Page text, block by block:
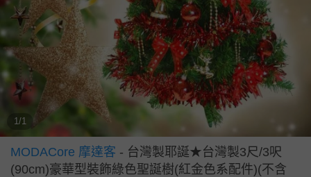
1/1
MODACore 摩達客 - 台灣製耶誕★台灣製3尺/3呎
(90cm)豪華型裝飾綠色聖誕樹(紅金色系配件)(不含